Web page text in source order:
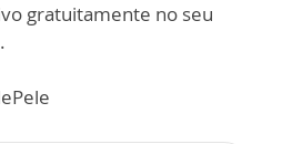
gratuitamente no seu